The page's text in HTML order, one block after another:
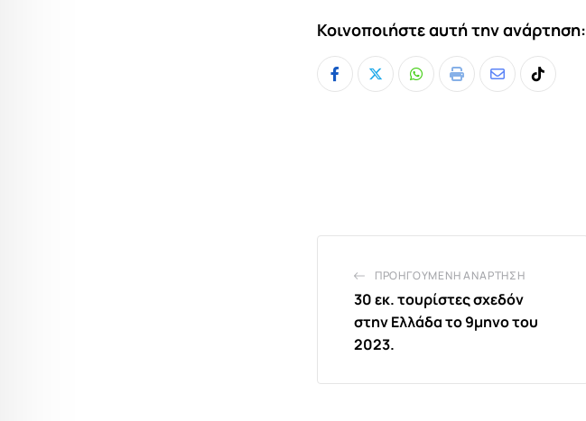
Κοινοποιήστε αυτή την ανάρτηση:
Whatsapp
Print
ShareTiktok
ΠΡΟΗΓΟΎΜΕΝΗ ΑΝΆΡΤΗΣΗ
30 εκ. τουρίστες σχεδόν
στην Ελλάδα το 9μηνο του
2023.